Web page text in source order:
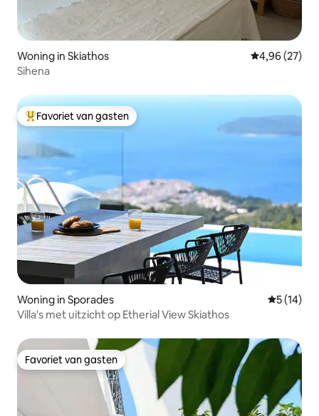
Woning in Skiathos Gemiddelde
4,96 (27)
Sihena
Topfavoriet van gasten
Favoriet van gasten
Woning in Sporades
5 (14)
Villa's met uitzicht op Etherial View Skiathos
Favoriet van gasten
Favoriet van gasten